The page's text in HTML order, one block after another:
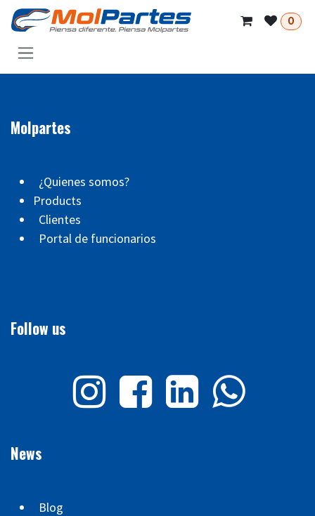
Skip to Content
0
Molpartes
¿Quienes somos?
Products
Clientes
Portal de funcionarios
Follow us
News
Blog